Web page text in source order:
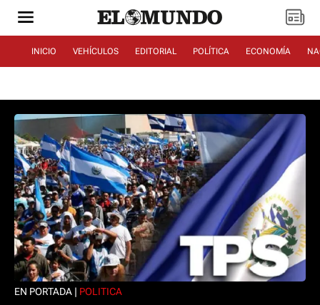
INICIO VEHÍCULOS EDITORIAL POLÍTICA ECONOMÍA
EN PORTADA | POLITICA